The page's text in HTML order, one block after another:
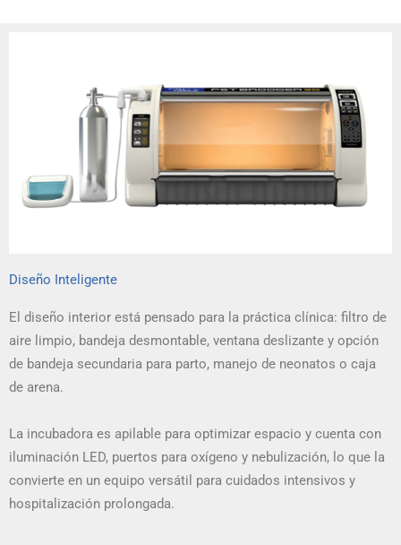
Diseño Inteligente
El diseño interior está pensado para la práctica clínica: filtro de
aire limpio, bandeja desmontable, ventana deslizante y opción
de bandeja secundaria para parto, manejo de neonatos o caja
de arena.
La incubadora es apilable para optimizar espacio y cuenta con
iluminación LED, puertos para oxígeno y nebulización, lo que la
convierte en un equipo versátil para cuidados intensivos y
hospitalización prolongada.